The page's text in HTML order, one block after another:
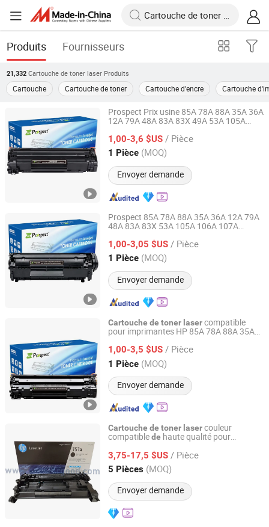
Produits Fournisseurs
21,332 Cartouche de toner laser Produits
Cartouche Cartouche de toner Cartouche d'encre Cartouche
Prospect Prix usine 85A 78A 88A 35A 36A
12A 79A 48A 83A 83X 49A 53A 105A
Cartouchedetonerpour la Chine
cartouche de toner
1,00-3,6 $US / Pièce
1 Pièce (MOQ)
Envoyer demande
Prospect Image Products Limited of Zhuhai
Guangdong, China Depuis 2024
Prospect 85A 78A 88A 35A 36A 12A 79A
48A 83A 83X 53A 105A 106A 107A
pour imprimantes HP
1,00-3,05 $US / Pièce
1 Pièce (MOQ)
Envoyer demande
Prospect Image Products Limited of Zhuhai
Guangdong, China Depuis 2024
Cartouche de toner lasercompatible
pour imprimantes HP 85A 78A 88A 35A
106A 107A
1,00-3,5 $US / Pièce
1 Pièce (MOQ)
Envoyer demande
Prospect Image Products Limited of Zhuhai
Guangdong, China Depuis 2024
Cartouche de toner lasercouleur
compatiblede haute qualité pour
3,75-17,5 $US / Pièce
5 Pièces (MOQ)
Envoyer demande
CN Color Technology Limited
Guangdong, China Depuis 2015